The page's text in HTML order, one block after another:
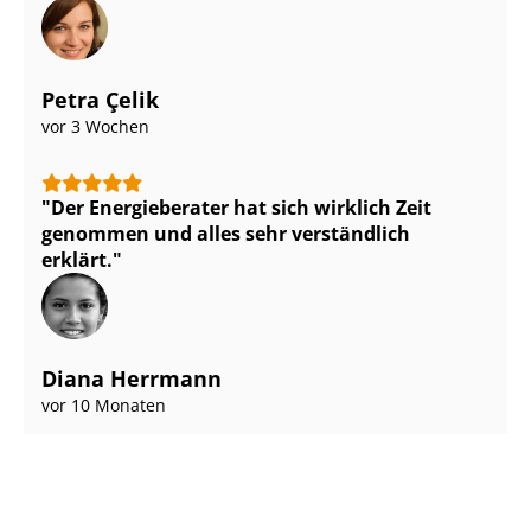
Petra Çelik
vor 3 Wochen
Der Energieberater hat sich wirklich Zeit
genommen und alles sehr verständlich
erklärt.
Diana Herrmann
vor 10 Monaten